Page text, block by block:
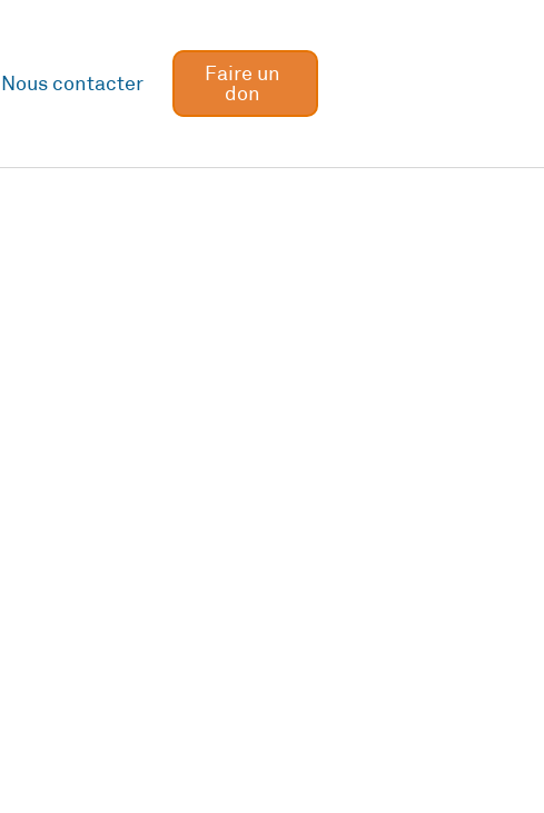
Nous contacter
Faire un
don